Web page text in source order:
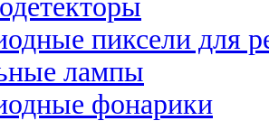
пиксели для
лампы
фонарики